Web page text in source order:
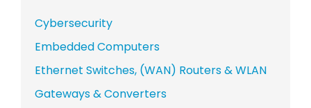
Cybersecurity
Embedded Computers
Ethernet Switches, (WAN) Routers & WLAN
Gateways & Converters